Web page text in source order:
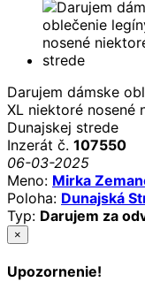
Darujem dámske
XL niektoré nosené
Dunajskej strede
Inzerát č. 107550
06-03-2025
Meno: Mirka
Poloha: Dunajská
Typ: Darujem za
×
Upozornenie!